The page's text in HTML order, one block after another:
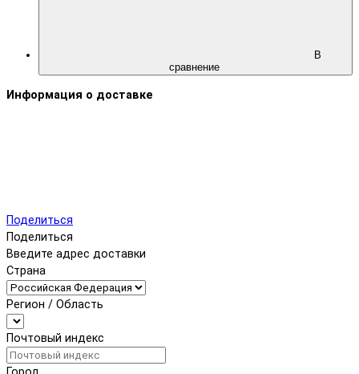
В
сравнение
Информация о доставке
Поделиться
Поделиться
Введите адрес доставки
Страна
Регион / Область
Почтовый индекс